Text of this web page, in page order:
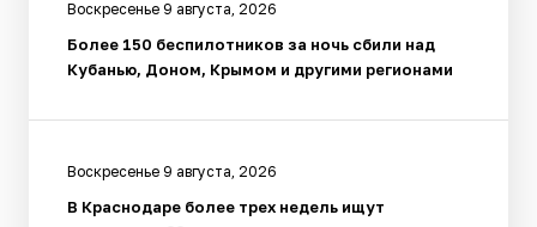
Воскресенье 9 августа, 2026
Более 150 беспилотников за ночь сбили над
Кубанью, Доном, Крымом и другими регионами
Воскресенье 9 августа, 2026
В Краснодаре более трех недель ищут